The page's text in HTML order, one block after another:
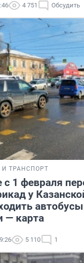
4 751 Обсудить
ТРАНСПОРТ
с 1 февраля
у
— карта
5 110 1